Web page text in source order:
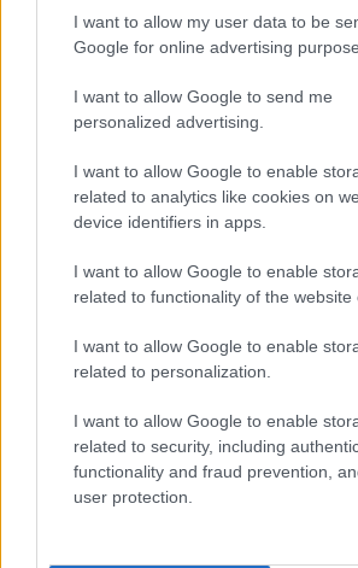
I want to allow my user data to be
Google for online advertising
I want to allow Google to send me
personalized advertising.
I want to allow Google to enable
related to analytics like cookies on
device identifiers in apps.
I want to allow Google to enable
related to functionality of the website
I want to allow Google to enable
related to personalization.
I want to allow Google to enable
related to security, including
functionality and fraud prevention,
user protection.
Prenumerera på vårt
MEST LÄSTA
Visdo
mstan
2 Trivs
som
3 Mathi
4